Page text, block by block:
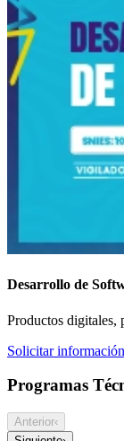
Desarrollo de
Productos digitales,
Solicitar información
Programas
Anterior‹